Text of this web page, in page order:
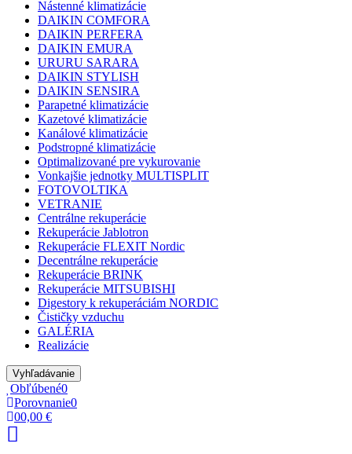
Nástenné klimatizácie
DAIKIN COMFORA
DAIKIN PERFERA
DAIKIN EMURA
URURU SARARA
DAIKIN STYLISH
DAIKIN SENSIRA
Parapetné klimatizácie
Kazetové klimatizácie
Kanálové klimatizácie
Podstropné klimatizácie
Optimalizované pre vykurovanie
Vonkajšie jednotky MULTISPLIT
FOTOVOLTIKA
VETRANIE
Centrálne rekuperácie
Rekuperácie Jablotron
Rekuperácie FLEXIT Nordic
Decentrálne rekuperácie
Rekuperácie BRINK
Rekuperácie MITSUBISHI
Digestory k rekuperáciám NORDIC
Čističky vzduchu
GALÉRIA
Realizácie
Vyhľadávanie
Obľúbené0
Porovnanie0
00,00 €